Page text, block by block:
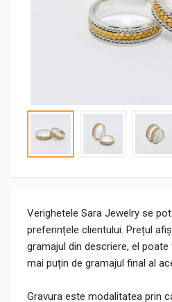
Verighetele Sara Jewelry se
preferințele clientului. Prețul
gramajul din descriere, el
mai puțin de gramajul final al
Gravura este modalitatea prin